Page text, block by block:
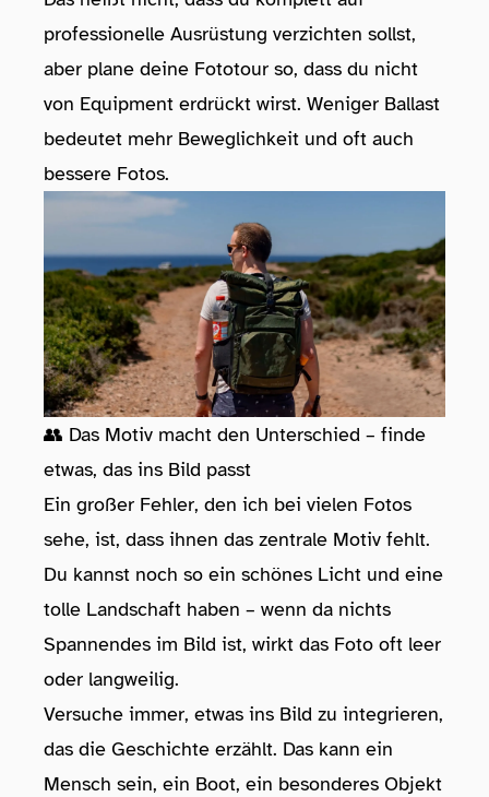
professionelle Ausrüstung verzichten sollst,
aber plane deine Fototour so, dass du nicht
von Equipment erdrückt wirst. Weniger Ballast
bedeutet mehr Beweglichkeit und oft auch
bessere Fotos.
👥 Das Motiv macht den Unterschied – finde
etwas, das ins Bild passt
Ein großer Fehler, den ich bei vielen Fotos
sehe, ist, dass ihnen das zentrale Motiv fehlt.
Du kannst noch so ein schönes Licht und eine
tolle Landschaft haben – wenn da nichts
Spannendes im Bild ist, wirkt das Foto oft leer
oder langweilig.
Versuche immer, etwas ins Bild zu integrieren,
das die Geschichte erzählt. Das kann ein
Mensch sein, ein Boot, ein besonderes Objekt